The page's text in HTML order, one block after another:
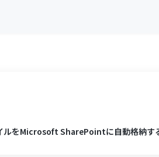
ルをMicrosoft SharePointに自動格納す